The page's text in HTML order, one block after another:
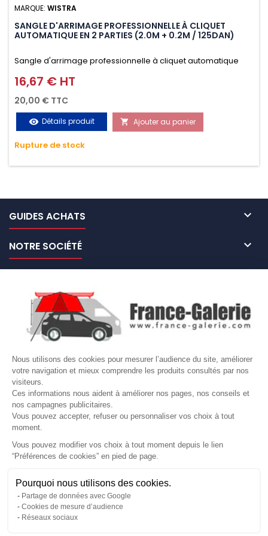
Nous utilisons des cookies pour mesurer l’audience du site, améliorer
votre navigation et mieux comprendre les produits consultés par nos
visiteurs.
Ces informations nous aident à améliorer nos pages, nos conseils et
nos campagnes publicitaires.
Vous pouvez accepter, refuser ou personnaliser vos choix à tout
moment.
Vous pouvez modifier vos choix à tout moment depuis le lien
“Préférences de cookies” en pied de page.
Pourquoi nous utilisons des cookies.
Partage de données avec Google
Cookies de mesure d’audience
Réseaux sociaux
Gérer mes cookies
MARQUE: WISTRA
SANGLE D'ARRIMAGE PROFESSIONNELLE À CLIQUET
AUTOMATIQUE EN 2 PARTIES (2.0M + 0.2M / 125DAN)
Sangle d'arrimage professionnelle à cliquet automatique
avec crochet S en 2 parties (2.0M + 0.2M / 125daN), simple et
rapide d'utilisation. Permet d'arrimer et de sécuriser
vos chargements pendant le transport. Matière polyester
très résistante aux UV et aux variations de températures,
n'absorbe pas l'eau.
Prix
16,67 € HT
20,00 € TTC
visibility Détails produit  Ajouter au panier
Rupture de stock
GUIDES ACHATS 
NOTRE SOCIÉTÉ 
VOTRE COMPTE 
Site protégé par reCAPTCHA.
LETTRE D'INFORMATIONS
© Copyright 2026 France Galerie. Tous droits reservés.